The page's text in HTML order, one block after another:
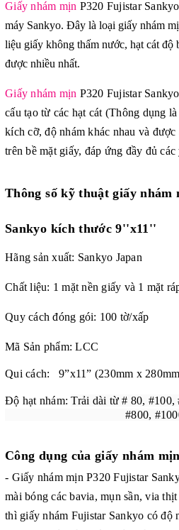
Giấy nhám mịn P320 Fujistar Sankyo
máy Sankyo. Đây là loại giấy nhám
liệu giấy không thấm nước, hạt cát độ
được nhiều nhất.
Giấy nhám mịn P320 Fujistar Sankyo
cấu tạo từ các hạt cát (Thông dụng
kích cỡ, độ nhám khác nhau và
trên bề mặt giấy, đáp ứng đầy đủ
Thông số kỹ thuậtgiấy nhám
Sankyo kích thước 9''x11''
Hãng sản xuất: Sankyo Japan
Chất liệu: 1 mặt nền giấy và 1 mặt
Quy cách đóng gói: 100 tờ/xấp
Mã Sản phẩm: LCC
Qui cách: 9”x11” (230mm x
Độ hạt nhám:Trải dài từ # 80, #100,
#800, #1000, #1200,
Công dụng củagiấy nhám
- Giấy nhám mịn P320 Fujistar
mài bóng các bavia, mụn sần, via
thì giấy nhám Fujistar Sankyo có độ